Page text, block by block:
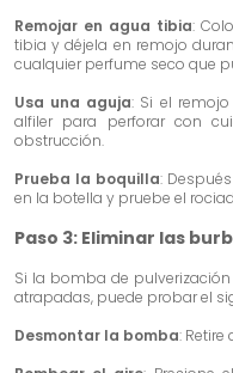
Remojar en agua tibia:
tibia y déjela en remojo
cualquier perfume seco que
Usa una aguja: Si el
alfiler para perforar con
obstrucción.
Prueba la boquilla:
en la botella y pruebe el
Paso 3: Eliminar las
Si la bomba de
atrapadas, puede probar el
Desmontar la bomba: